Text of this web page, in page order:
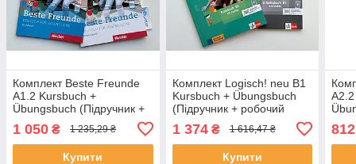
Комплект Beste Freunde
A1.2 Kursbuch +
Übungsbuch (Підручник +
1 050 ₴ 1 235,29 ₴
Купити
Комплект Logisch! neu B1
Kursbuch + Übungsbuch
(Підручник + робочий
1 374₴ 1 616,47 ₴
Купити
812